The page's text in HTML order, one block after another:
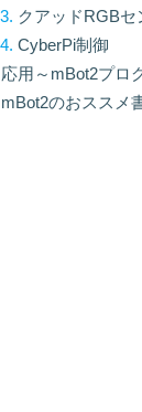
クアッドRGBセ
CyberPi制御
応用～mBot2プロ
mBot2のおススメ